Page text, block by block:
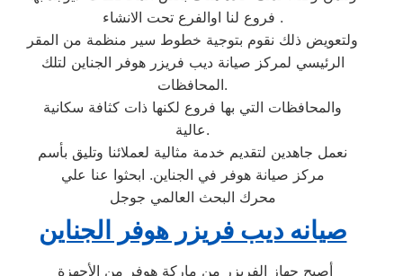
فروع لنا اوالفرع تحت الانشاء .
ولتعويض ذلك نقوم بتوجية خطوط سير منظمة من المقر
الرئيسي لمركز صيانة ديب فريزر هوفر الجناين لتلك
المحافظات.
والمحافظات التي بها فروع لكنها ذات كثافة سكانية
عالية.
نعمل جاهدين لتقديم خدمة مثالية لعملائنا وتليق بأسم
مركز صيانة هوفر في الجناين. ابحثوا عنا علي
محرك البحث العالمي جوجل
صيانه ديب فريزر هوفر الجناين